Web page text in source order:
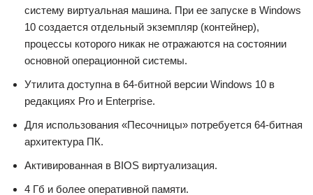
систему виртуальная машина. При ее запуске в Windows
10 создается отдельный экземпляр (контейнер),
процессы которого никак не отражаются на состоянии
основной операционной системы.
Утилита доступна в 64-битной версии Windows 10 в
редакциях Pro и Enterprise.
Для использования «Песочницы» потребуется 64-битная
архитектура ПК.
Активированная в BIOS виртуализация.
4 Гб и более оперативной памяти.